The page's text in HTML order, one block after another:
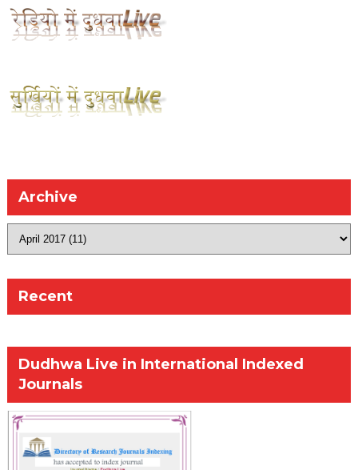
Archive
Recent
Dudhwa Live in International Indexed
Journals